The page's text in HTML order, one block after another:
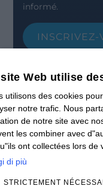
informé.
INSCRIVEZ-
Offices
Contact us
Open positions
STAY UPDATED
Webinars
Past Webinars
News & Events
Past Events
Clients
Web utilise
utilisons des cookies
notre trafic. Nous
de notre site avec
les combiner avec
ont collectées lors de
di più
STRICTEMENT